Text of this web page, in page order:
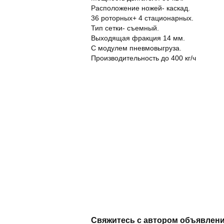
Расположение ножей- каскад.
36 роторных+ 4 стационарных.
Тип сетки- съемный.
Выходящая фракция 14 мм.
С модулем пневмовыгруза.
Производительность до 400 кг/ч
Свяжитесь с автором